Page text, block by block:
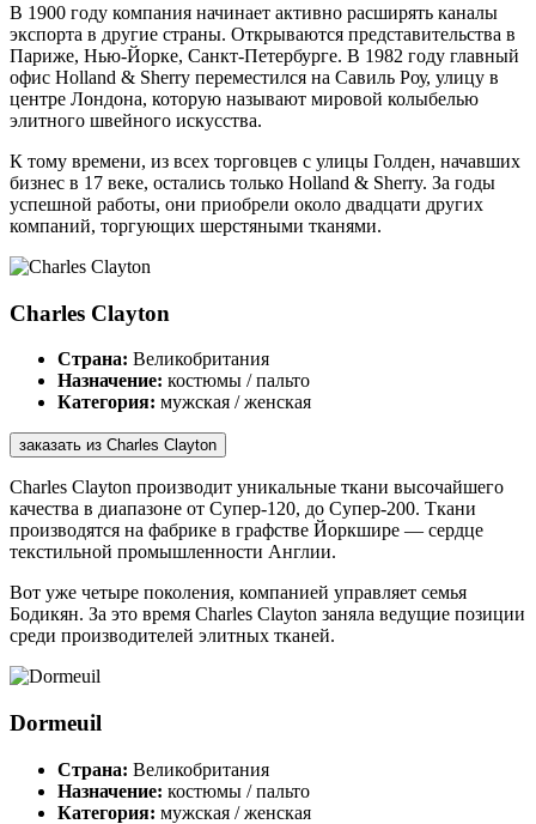
В 1900 году компания начинает активно расширять каналы
экспорта в другие страны. Открываются представительства в
Париже, Нью-Йорке, Санкт-Петербурге. В 1982 году главный
офис Holland & Sherry переместился на Савиль Роу, улицу в
центре Лондона, которую называют мировой колыбелью
элитного швейного искусства.
К тому времени, из всех торговцев с улицы Голден, начавших
бизнес в 17 веке, остались только Holland & Sherry. За годы
успешной работы, они приобрели около двадцати других
компаний, торгующих шерстяными тканями.
Charles Clayton
Страна: Великобритания
Назначение: костюмы / пальто
Категория: мужская / женская
заказать из Charles Clayton
Charles Clayton производит уникальные ткани высочайшего
качества в диапазоне от Супер-120, до Супер-200. Ткани
производятся на фабрике в графстве Йоркшире — сердце
текстильной промышленности Англии.
Вот уже четыре поколения, компанией управляет семья
Бодикян. За это время Charles Clayton заняла ведущие позиции
среди производителей элитных тканей.
Dormeuil
Страна: Великобритания
Назначение: костюмы / пальто
Категория: мужская / женская